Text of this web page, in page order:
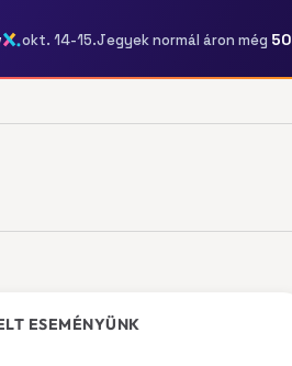
okt. 14-15.Jegyek normál áron még 50
ESEMÉNYÜNK